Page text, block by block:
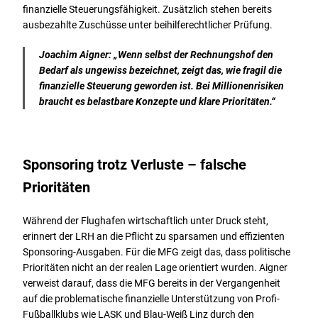
finanzielle Steuerungsfähigkeit. Zusätzlich stehen bereits
ausbezahlte Zuschüsse unter beihilferechtlicher Prüfung.
Joachim Aigner: „Wenn selbst der Rechnungshof den
Bedarf als ungewiss bezeichnet, zeigt das, wie fragil die
finanzielle Steuerung geworden ist. Bei Millionenrisiken
braucht es belastbare Konzepte und klare Prioritäten.“
Sponsoring trotz Verluste – falsche
Prioritäten
Während der Flughafen wirtschaftlich unter Druck steht,
erinnert der LRH an die Pflicht zu sparsamen und effizienten
Sponsoring-Ausgaben. Für die MFG zeigt das, dass politische
Prioritäten nicht an der realen Lage orientiert wurden. Aigner
verweist darauf, dass die MFG bereits in der Vergangenheit
auf die problematische finanzielle Unterstützung von Profi-
Fußballklubs wie LASK und Blau-Weiß Linz durch den